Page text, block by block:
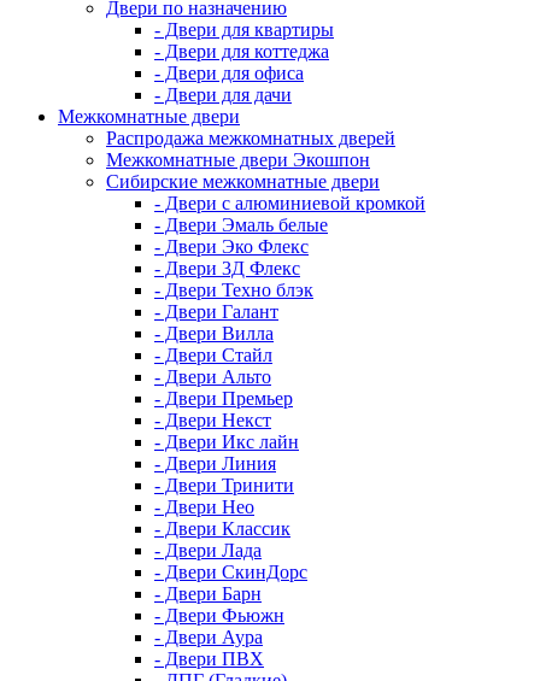
Двери по назначению
- Двери для квартиры
- Двери для коттеджа
- Двери для офиса
- Двери для дачи
Межкомнатные двери
Распродажа межкомнатных дверей
Межкомнатные двери Экошпон
Сибирские межкомнатные двери
- Двери с алюминиевой кромкой
- Двери Эмаль белые
- Двери Эко Флекс
- Двери 3Д Флекс
- Двери Техно блэк
- Двери Галант
- Двери Вилла
- Двери Стайл
- Двери Альто
- Двери Премьер
- Двери Некст
- Двери Икс лайн
- Двери Линия
- Двери Тринити
- Двери Нео
- Двери Классик
- Двери Лада
- Двери СкинДорс
- Двери Барн
- Двери Фьюжн
- Двери Аура
- Двери ПВХ